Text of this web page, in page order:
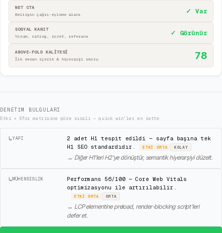
NET CTA
Belirgin çağrı-eyleme alanı ✓ Var
SOSYAL KANIT
Yorum, rating, rozet, referans ✓ Görünür
ABOVE-FOLD KALİTESİ
İlk ekran içerik & hiyerarşi skoru 78
DENETIM BULGULARI
Etki × Efor matrisine göre sıralı — quick win'ler en üstte
↳YAPI
2 adet H1 tespit edildi — sayfa başına tek
H1 SEO standardıdır.
ETKI ORTA KOLAY
→ Diğer H1'leri H2'ye dönüştür, semantik hiyerarşiyi düzelt.
↳MÜHENDISLIK
Performans 56/100 — Core Web Vitals
optimizasyonu ile artırılabilir.
ETKIORTA ORTA
→ LCP elementine preload, render-blocking script'leri
defer et.